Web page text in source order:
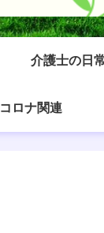
介護士の日
コロナ関連